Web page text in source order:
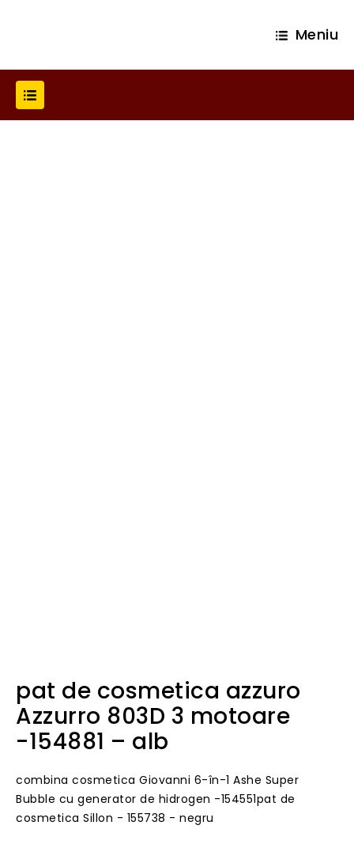
Meniu
pat de cosmetica azzuro
Azzurro 803D 3 motoare
-154881 – alb
combina cosmetica Giovanni 6-în-1 Ashe Super
Bubble cu generator de hidrogen -154551pat de
cosmetica Sillon - 155738 - negru